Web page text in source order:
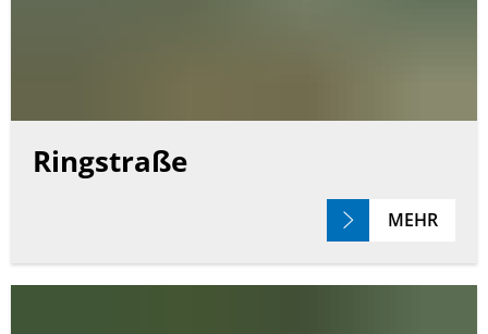
Ringstraße
MEHR